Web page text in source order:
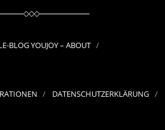
BLOG YOUJOY – ABOUT
DATENSCHUTZERKLÄRUNG